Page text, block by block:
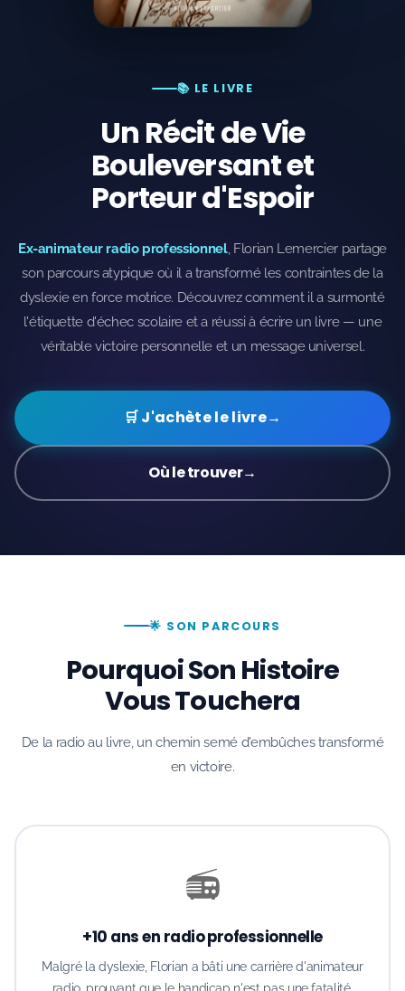
📚 LE LIVRE
Un Récit de Vie
Bouleversant et
Porteur d'Espoir
Ex-animateur radio professionnel, Florian Lemercier partage
son parcours atypique où il a transformé les contraintes de la
dyslexie en force motrice. Découvrez comment il a surmonté
l'étiquette d'échec scolaire et a réussi à écrire un livre — une
véritable victoire personnelle et un message universel.
🛒 J'achète le livre→
Où le trouver→
🌟 SON PARCOURS
Pourquoi Son Histoire
Vous Touchera
De la radio au livre, un chemin semé d'embûches transformé
en victoire.
📻
+10 ans en radio professionnelle
Malgré la dyslexie, Florian a bâti une carrière d'animateur
radio, prouvant que le handicap n'est pas une fatalité.